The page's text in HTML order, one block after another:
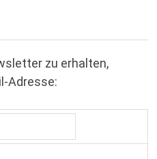
zu erhalten,
Adresse: